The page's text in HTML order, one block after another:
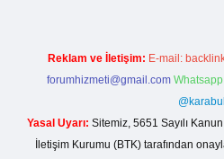
Reklam ve İletişim: E-mail:
forumhizmeti@gmail.com
@karabul
Yasal Uyarı: Sitemiz, 5651 Sayılı
İletişim Kurumu (BTK) tarafından